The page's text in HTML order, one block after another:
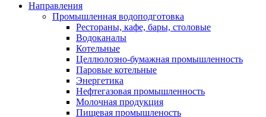
Направления
Промышленная водоподготовка
Рестораны, кафе, бары, столовые
Водоканалы
Котельные
Целлюлозно-бумажная промышленность
Паровые котельные
Энергетика
Нефтегазовая промышленность
Молочная продукция
Пищевая промышленость